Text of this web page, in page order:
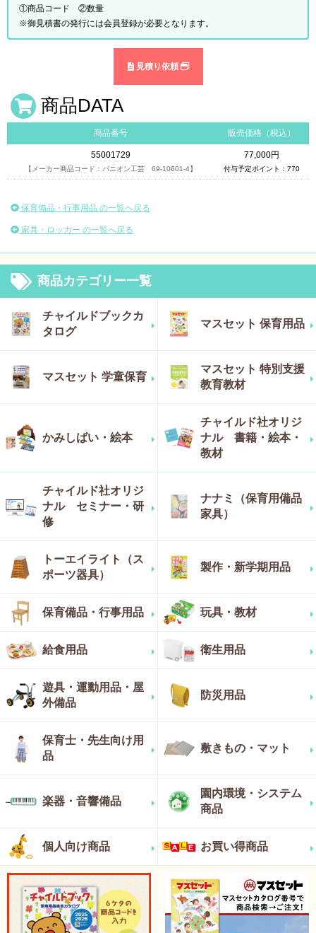
①商品コード ②数量
※御見積書の発行には会員登録が必要となります。
見積り依頼
商品DATA
商品番号 販売価格（税込）
55001729
【メーカー商品コード：パニオン工芸 69-10601-4】
77,000円
付与予定ポイント：770
保育備品・行事用品 の一覧へ戻る
家具・ロッカー の一覧へ戻る
商品カテゴリー一覧
チャイルドブックカ
タログ
マスセット 保育用品
マスセット 学童保育
マスセット 特別支援
教育教材
かみしばい・絵本
チャイルド社オリジ
ナル 書籍・絵本・
教材
チャイルド社オリジ
ナル セミナー・研
修
ナナミ（保育用備品
家具）
トーエイライト（ス
ポーツ器具）
製作・新学期用品
保育備品・行事用品 玩具・教材
給食用品 衛生用品
遊具・運動用品・屋
外備品
防災用品
保育士・先生向け用
品
敷きもの・マット
楽器・音響備品
園内環境・システム
商品
個人向け商品 お買い得商品